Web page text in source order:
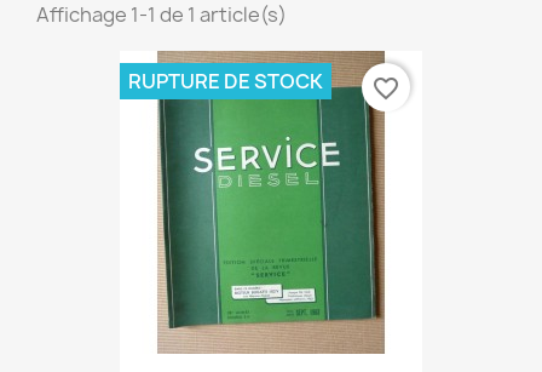
Affichage 1-1 de 1 article(s)
RUPTURE DE STOCK favorite_border